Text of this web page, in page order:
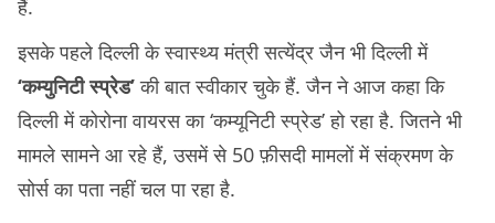
हैं.
इसके पहले दिल्ली के स्वास्थ्य मंत्री सत्येंद्र जैन भी दिल्ली में
‘कम्युनिटी स्प्रेड’की बात स्वीकार चुके हैं. जैन ने आज कहा कि
दिल्ली में कोरोना वायरस का ‘कम्यूनिटी स्प्रेड’ हो रहा है. जितने भी
मामले सामने आ रहे हैं, उसमें से 50 फ़ीसदी मामलों में संक्रमण के
सोर्स का पता नहीं चल पा रहा है.